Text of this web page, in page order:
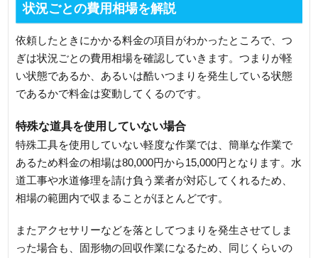
状況ごとの費用相場を解説
依頼したときにかかる料金の項目がわかったところで、つ
ぎは状況ごとの費用相場を確認していきます。つまりが軽
い状態であるか、あるいは酷いつまりを発生している状態
であるかで料金は変動してくるのです。
特殊な道具を使用していない場合
特殊工具を使用していない軽度な作業では、簡単な作業で
あるため料金の相場は80,000円から15,000円となります。水
道工事や水道修理を請け負う業者が対応してくれるため、
相場の範囲内で収まることがほとんどです。
またアクセサリーなどを落としてつまりを発生させてしま
った場合も、固形物の回収作業になるため、同じくらいの